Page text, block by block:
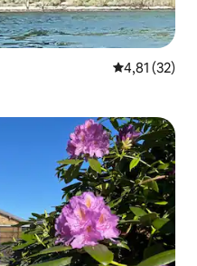
Просечна
4,81 (32)